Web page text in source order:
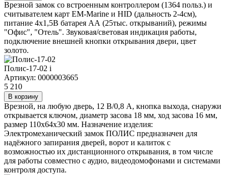
Врезной замок со встроенным контроллером (1364 польз.) и
считывателем карт EM-Marine и HID (дальность 2-4см),
питание 4х1,5В батарея АА (25тыс. открываний), режимы
"Офис", "Отель". Звуковая/световая индикация работы,
подключение внешней кнопки открывания двери, цвет
золото.
Полис-17-02 i
Артикул: 0000003665
5 210
В корзину
Врезной, на любую дверь, 12 В/0,8 А, кнопка выхода, снаружи
открывается ключом, диаметр засова 18 мм, ход засова 16 мм,
размер 110х64х30 мм. Назначение изделия:
Электромеханический замок ПОЛИС предназначен для
надёжного запирания дверей, ворот и калиток с
возможностью их дистанционного открывания, в том числе
для работы совместно с аудио, видеодомофонами и системами
контроля доступа.